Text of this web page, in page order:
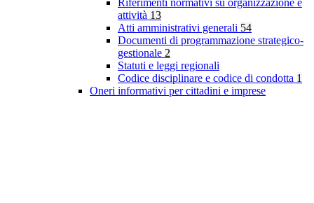
Riferimenti normativi su organizzazione e
attività 13
Atti amministrativi generali 54
Documenti di programmazione strategico-
gestionale 2
Statuti e leggi regionali
Codice disciplinare e codice di condotta 1
Oneri informativi per cittadini e imprese